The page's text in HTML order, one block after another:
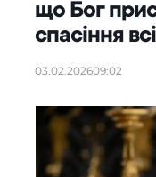
що Бог
спасіння
03.02.202609:02